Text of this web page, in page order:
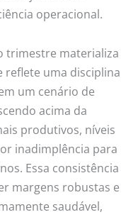
operacional.
trimestre materializa
reflete uma disciplina
um cenário de
acima da
produtivos, níveis
inadimplência para
Essa consistência
margens robustas e
saudável,